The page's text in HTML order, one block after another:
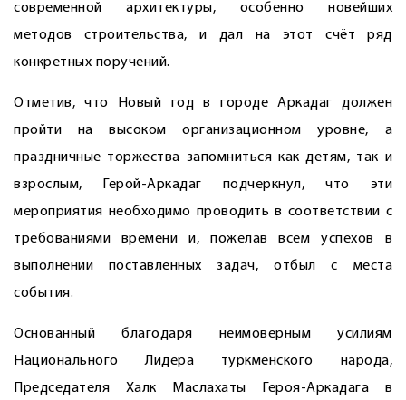
современной архитектуры, особенно новейших
методов строительства, и дал на этот счёт ряд
конкретных поручений.
Отметив, что Новый год в городе Аркадаг должен
пройти на высоком организационном уровне, а
праздничные торжества запомниться как детям, так и
взрослым, Герой-Аркадаг подчеркнул, что эти
мероприя­тия необходимо проводить в соответствии с
требованиями времени и, пожелав всем успехов в
выполнении поставленных задач, отбыл с места
события.
Основанный благодаря неи­моверным усилиям
Национального Лидера туркменского народа,
Председателя Халк Маслахаты Героя-Аркадага в